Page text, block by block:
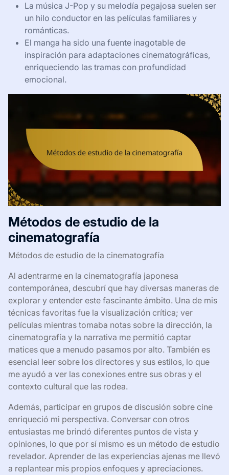
La música J-Pop y su melodía pegajosa suelen ser
un hilo conductor en las películas familiares y
románticas.
El manga ha sido una fuente inagotable de
inspiración para adaptaciones cinematográficas,
enriqueciendo las tramas con profundidad
emocional.
Métodos de estudio de la
cinematografía
Métodos de estudio de la cinematografía
Al adentrarme en la cinematografía japonesa
contemporánea, descubrí que hay diversas maneras de
explorar y entender este fascinante ámbito. Una de mis
técnicas favoritas fue la visualización crítica; ver
películas mientras tomaba notas sobre la dirección, la
cinematografía y la narrativa me permitió captar
matices que a menudo pasamos por alto. También es
esencial leer sobre los directores y sus estilos, lo que
me ayudó a ver las conexiones entre sus obras y el
contexto cultural que las rodea.
Además, participar en grupos de discusión sobre cine
enriqueció mi perspectiva. Conversar con otros
entusiastas me brindó diferentes puntos de vista y
opiniones, lo que por sí mismo es un método de estudio
revelador. Aprender de las experiencias ajenas me llevó
a replantear mis propios enfoques y apreciaciones.